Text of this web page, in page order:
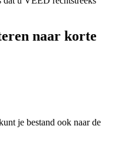
naar korte
je bestand ook naar de